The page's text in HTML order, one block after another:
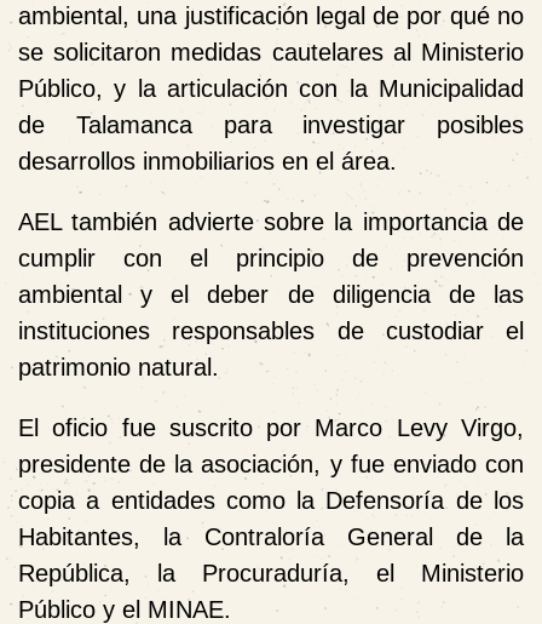
ambiental, una justificación legal de por qué no
se solicitaron medidas cautelares al Ministerio
Público, y la articulación con la Municipalidad
de Talamanca para investigar posibles
desarrollos inmobiliarios en el área.
AEL también advierte sobre la importancia de
cumplir con el principio de prevención
ambiental y el deber de diligencia de las
instituciones responsables de custodiar el
patrimonio natural.
El oficio fue suscrito por Marco Levy Virgo,
presidente de la asociación, y fue enviado con
copia a entidades como la Defensoría de los
Habitantes, la Contraloría General de la
República, la Procuraduría, el Ministerio
Público y el MINAE.